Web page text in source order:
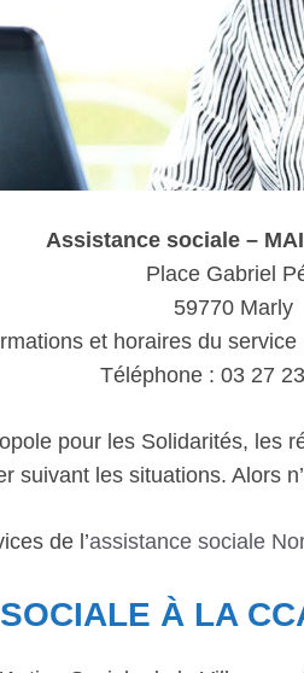
Assistance sociale –
Place Gabriel
59770 Marly
et horaires du service
Téléphone : 03 27
pour les Solidarités, les
suivant les situations. Alors
de l’assistance sociale
À LA